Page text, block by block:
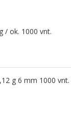
/ ok. 1000 vnt.
g 6 mm 1000 vnt.